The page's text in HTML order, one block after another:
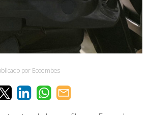
por Ecoembes